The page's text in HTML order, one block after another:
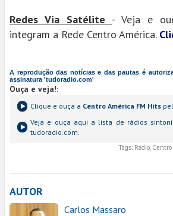
Redes Via Satélite - Veja e
integram a Rede Centro América.
A reprodução das notícias e das pautas é
assinatura 'tudoradio.com'
Ouça e veja!:
Clique e ouça a Centro América FM Hits
Veja e ouça aqui a lista de rádios
tudoradio.com.
Tags: Rádio,
AUTOR
Carlos Massaro